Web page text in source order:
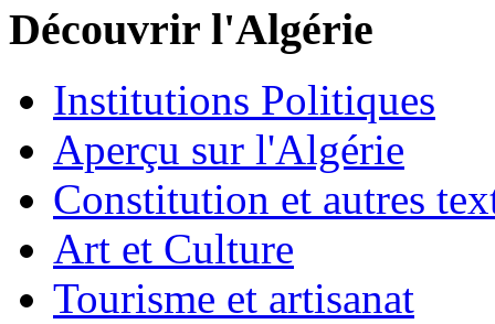
Découvrir l'Algérie
Institutions Politiques
Aperçu sur l'Algérie
Constitution et autres
Art et Culture
Tourisme et artisanat